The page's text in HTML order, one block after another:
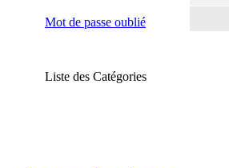
Mot de passe oublié
Liste des Catégories